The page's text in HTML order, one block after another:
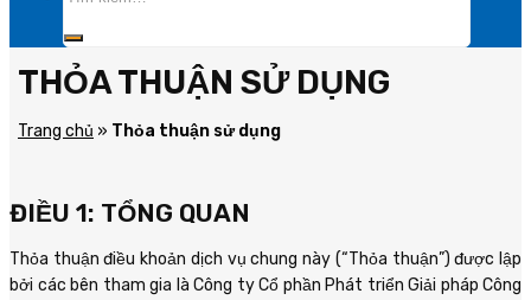
THỎA THUẬN SỬ DỤNG
Trang chủ » Thỏa thuận sử dụng
ĐIỀU 1: TỔNG QUAN
Thỏa thuận điều khoản dịch vụ chung này (“Thỏa thuận”) được lập
bởi các bên tham gia là Công ty Cổ phần Phát triển Giải pháp Công